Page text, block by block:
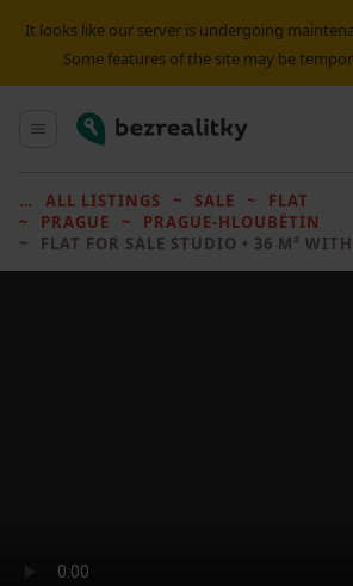
It looks like our server is undergoing
Some features of the site may be
Main menu
Bezrealitky
ALL LISTINGS SALE
FLAT
PRAGUE
PRAGUE-HLOUBĚTÍN
FLAT FOR SALE STUDIO • 36 M² WITHOUT REAL